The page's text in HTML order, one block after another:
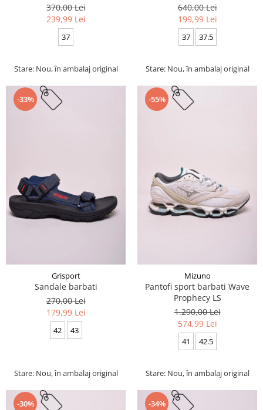
370,00 Lei
239,99 Lei
37
Stare: Nou, în ambalaj original
640,00 Lei
199,99 Lei
37 37.5
Stare: Nou, în ambalaj original
-33%
Grisport
Sandale barbati
270,00 Lei
179,99 Lei
42 43
Stare: Nou, în ambalaj original
-55%
Mizuno
Pantofi sport barbati Wave
Prophecy LS
1.290,00 Lei
574,99 Lei
41 42.5
Stare: Nou, în ambalaj original
-30% -34%